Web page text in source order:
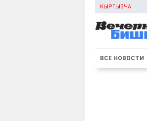
КЫРГЫЗЧА
ВСЕ НОВОСТИ